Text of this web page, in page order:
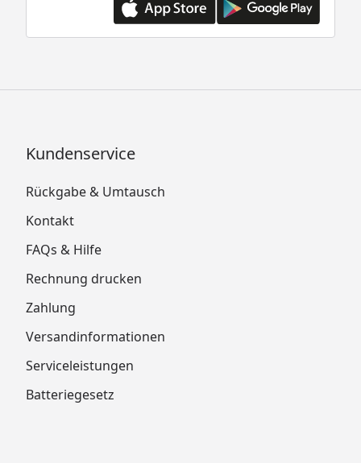
Kundenservice
Rückgabe & Umtausch
Kontakt
FAQs & Hilfe
Rechnung drucken
Zahlung
Versandinformationen
Serviceleistungen
Batteriegesetz